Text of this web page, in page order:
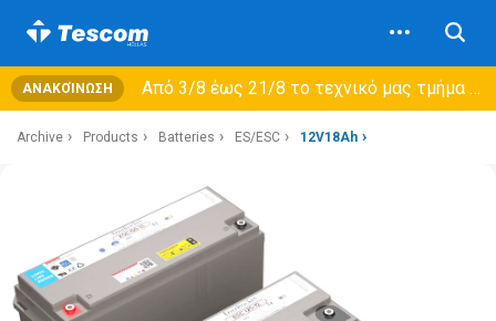
ΑΝΑΚΟΊΝΩΣΗ Από 3/8 έως 21/8 τo τεχνικό μας τμήμα θα εξυπηρετεί μόνο συμβόλαια συντήρησης και όχι νέες παραλαβές →
Archive Products Batteries ES/ESC 12V18Ah